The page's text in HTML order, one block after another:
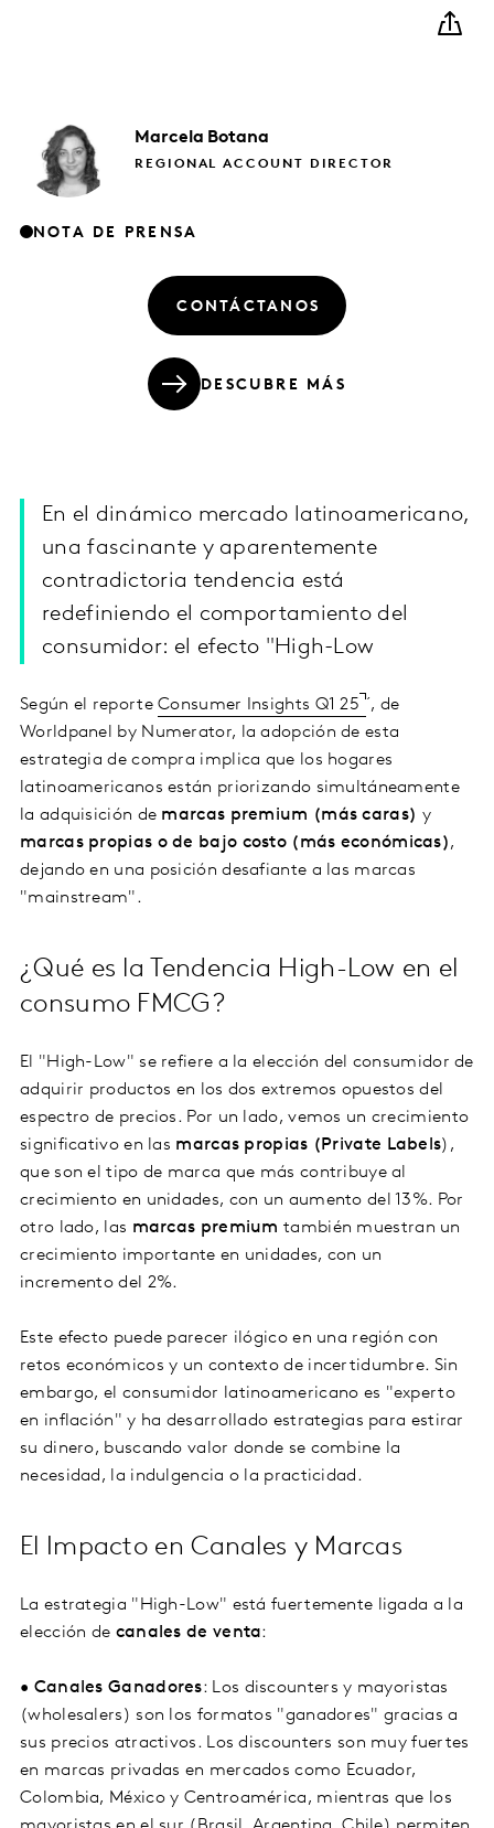
Marcela Botana
REGIONAL ACCOUNT DIRECTOR
NOTA DE PRENSA
CONTÁCTANOS
DESCUBRE MÁS
En el dinámico mercado latinoamericano,
una fascinante y aparentemente
contradictoria tendencia está
redefiniendo el comportamiento del
consumidor: el efecto "High-Low
Según el reporteConsumer Insights Q1 25 ´, de
Worldpanel by Numerator, la adopción de esta
estrategia de compra implica que los hogares
latinoamericanos están priorizando simultáneamente
la adquisición de marcas premium (más caras) y
marcas propias o de bajo costo (más económicas),
dejando en una posición desafiante a las marcas
"mainstream".
¿Qué es la Tendencia High-Low en el
consumo FMCG?
El "High-Low" se refiere a la elección del consumidor de
adquirir productos en los dos extremos opuestos del
espectro de precios. Por un lado, vemos un crecimiento
significativo en las marcas propias (Private Labels),
que son el tipo de marca que más contribuye al
crecimiento en unidades, con un aumento del 13%. Por
otro lado, las marcas premium también muestran un
crecimiento importante en unidades, con un
incremento del 2%.
Este efecto puede parecer ilógico en una región con
retos económicos y un contexto de incertidumbre. Sin
embargo, el consumidor latinoamericano es "experto
en inflación" y ha desarrollado estrategias para estirar
su dinero, buscando valor donde se combine la
necesidad, la indulgencia o la practicidad.
El Impacto en Canales y Marcas
La estrategia "High-Low" está fuertemente ligada a la
elección de canales de venta:
• Canales Ganadores: Los discounters y mayoristas
(wholesalers) son los formatos "ganadores" gracias a
sus precios atractivos. Los discounters son muy fuertes
en marcas privadas en mercados como Ecuador,
Colombia, México y Centroamérica, mientras que los